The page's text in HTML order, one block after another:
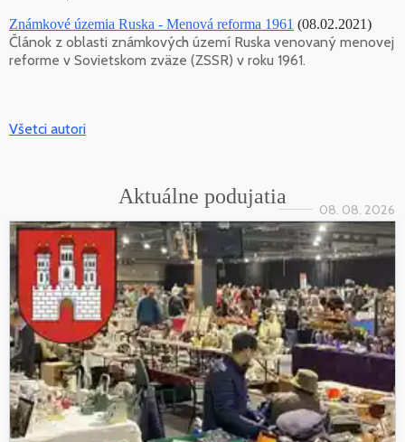
Známkové územia Ruska - Menová reforma 1961 (08.02.2021)
Článok z oblasti známkových území Ruska venovaný menovej
reforme v Sovietskom zväze (ZSSR) v roku 1961.
Všetci autori
Aktuálne podujatia
08. 08. 2026